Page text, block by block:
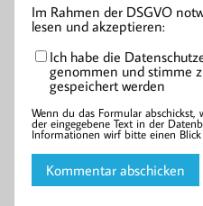
Im Rahmen der DSGVO
lesen und akzeptieren:
Ich habe die
genommen und stimme
gespeichert werden
Wenn du das Formular
der eingegebene Text in der
Informationen wirf bitte einen